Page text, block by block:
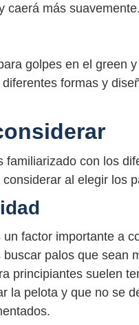
caerá más suavemente.
golpes en el green
formas y
familiarizado con los
al elegir los
factor importante a
palos que sean
principiantes suelen
la pelota y que no se